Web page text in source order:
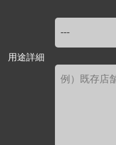
用途詳細